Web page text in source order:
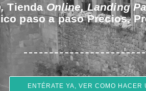
Tienda Online, Landing
paso a paso Precios,
ENTÉRATE YA, VER COMO HACER